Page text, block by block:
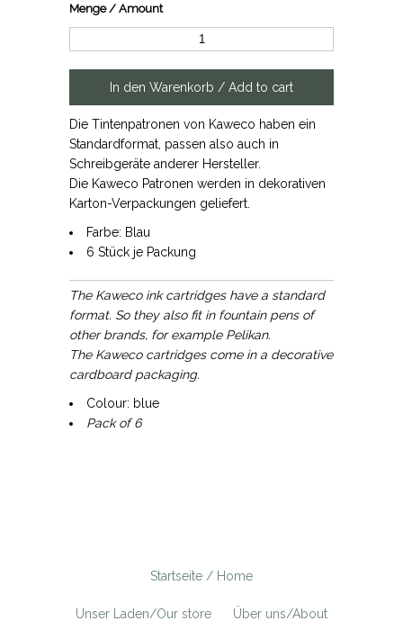
Menge / Amount
Die Tintenpatronen von Kaweco haben ein
Standardformat, passen also auch in
Schreibgeräte anderer Hersteller.
Die Kaweco Patronen werden in dekorativen
Karton-Verpackungen geliefert.
Farbe: Blau
6 Stück je Packung
The Kaweco ink cartridges have a standard
format. So they also fit in fountain pens of
other brands, for example Pelikan.
The Kaweco cartridges come in a decorative
cardboard packaging.
Colour: blue
Pack of 6
Startseite / Home
Unser Laden/Our store Über uns/About